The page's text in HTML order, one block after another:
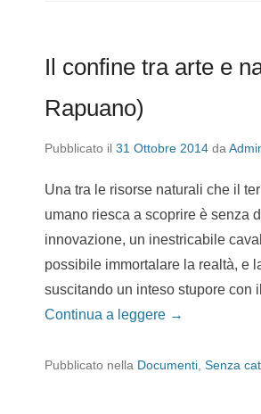
Il confine tra arte e
Rapuano)
Pubblicato il 31 Ottobre 2014 da
Una tra le risorse naturali che il
umano riesca a scoprire è senza
innovazione, un inestricabile
possibile immortalare la realtà, e
suscitando un inteso stupore con
Continua a leggere →
Pubblicato nella Documenti Senza